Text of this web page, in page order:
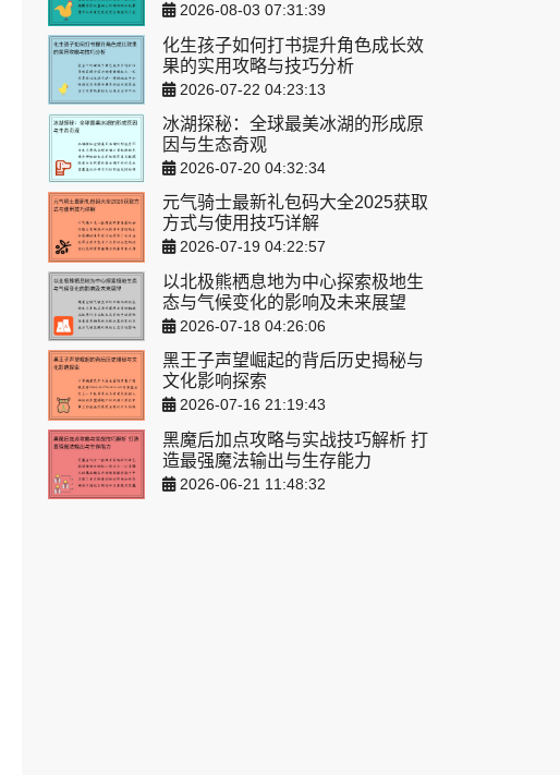
2026-08-03 07:31:39
化生孩子如何打书提升角色成长效
果的实用攻略与技巧分析
2026-07-22 04:23:13
冰湖探秘：全球最美冰湖的形成原
因与生态奇观
2026-07-20 04:32:34
元气骑士最新礼包码大全2025获取
方式与使用技巧详解
2026-07-19 04:22:57
以北极熊栖息地为中心探索极地生
态与气候变化的影响及未来展望
2026-07-18 04:26:06
黑王子声望崛起的背后历史揭秘与
文化影响探索
2026-07-16 21:19:43
黑魔后加点攻略与实战技巧解析 打
造最强魔法输出与生存能力
2026-06-21 11:48:32